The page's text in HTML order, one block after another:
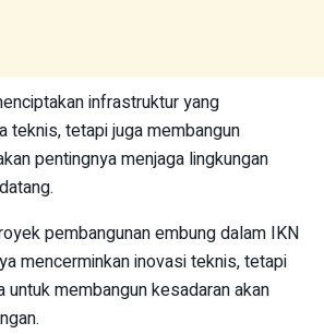
infrastruktur yang
teknis, tetapi juga membangun
pentingnya menjaga lingkungan
pembangunan embung dalam IKN
mencerminkan inovasi teknis, tetapi
untuk membangun kesadaran akan